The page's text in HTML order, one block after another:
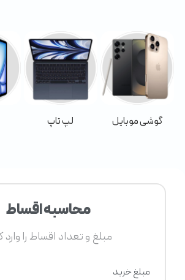
گوشی موبایل لپ تاپ
محاسبه اقساط
مبلغ و تعداد اقساط را وارد
مبلغ خرید